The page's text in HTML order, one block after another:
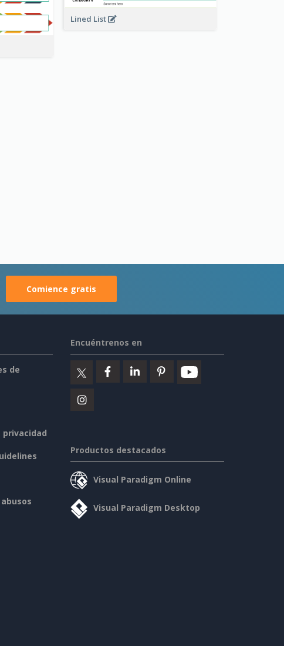
Lined List
Comience gratis
de
privacidad
Encuéntrenos en
Productos destacados
Visual Paradigm Online
Visual Paradigm Desktop